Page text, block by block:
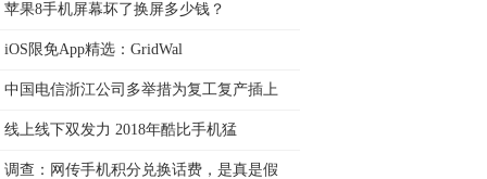
苹果8手机屏幕坏了换屏多少钱？
iOS限免App精选：GridWal
中国电信浙江公司多举措为复工复产插上
线上线下双发力 2018年酷比手机猛
调查：网传手机积分兑换话费，是真是假